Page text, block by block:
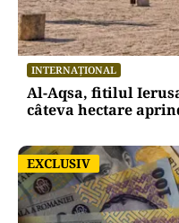
INTERNAȚIONAL
Al-Aqsa, fitilul
câteva hectare
EXCLUSIV
EXCLUSIV